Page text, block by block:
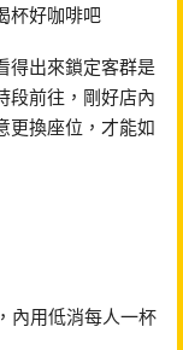
杯好咖啡吧
得出來鎖定客群是
段前往，剛好店內
更換座位，才能如
內用低消每人一杯